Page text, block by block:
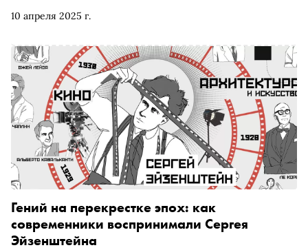
10 апреля 2025 г.
исчезла из публичного пространства. Теперь она
советском режиссере Сергее Эйзенштейне. В
разговоре со «Снобом» Яхина объяснила, почему
сегодня именно Эйзенштейн оказался героем времени,
как ему удалось снять Ледовое побоище в
сорокаградусную жару и отчего сценарий сериала о
режиссере она точно писать не будет
Гений на перекрестке эпох: как
современники воспринимали Сергея
Эйзенштейна